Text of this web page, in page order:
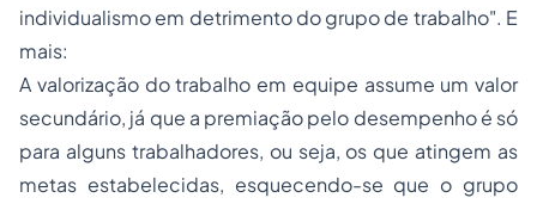
individualismo em detrimento do grupo de trabalho". E
mais:
A valorização do trabalho em equipe assume um valor
secundário, já que a premiação pelo desempenho é só
para alguns trabalhadores, ou seja, os que atingem as
metas estabelecidas, esquecendo-se que o grupo